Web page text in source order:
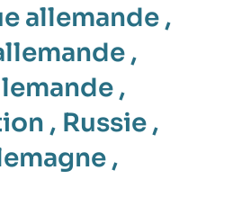
allemande ,
,
,
, Russie ,
,